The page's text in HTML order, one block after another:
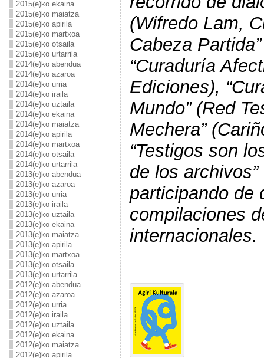
2015(e)ko ekaina
2015(e)ko maiatza
2015(e)ko apirila
2015(e)ko martxoa
2015(e)ko otsaila
2015(e)ko urtarrila
2014(e)ko abendua
2014(e)ko azaroa
2014(e)ko urria
2014(e)ko iraila
2014(e)ko uztaila
2014(e)ko ekaina
2014(e)ko maiatza
2014(e)ko apirila
2014(e)ko martxoa
2014(e)ko otsaila
2014(e)ko urtarrila
2013(e)ko abendua
2013(e)ko azaroa
2013(e)ko urria
2013(e)ko iraila
2013(e)ko uztaila
2013(e)ko ekaina
2013(e)ko maiatza
2013(e)ko apirila
2013(e)ko martxoa
2013(e)ko otsaila
2013(e)ko urtarrila
2012(e)ko abendua
2012(e)ko azaroa
2012(e)ko urria
2012(e)ko iraila
2012(e)ko uztaila
2012(e)ko ekaina
2012(e)ko maiatza
2012(e)ko apirila
(Wifredo Lam,
Cabeza
“Curaduría
Ediciones),
Mundo” (Red
Mechera”
“Testigos son
de los
participando de
compilaciones
internacionales.